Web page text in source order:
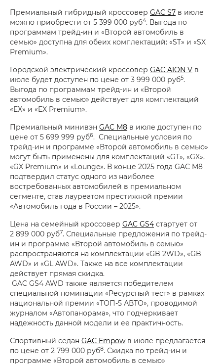
Премиальный гибридный кроссовер GAC S7 в июле
можно приобрести от 5 399 000 руб4. Выгода по
программам трейд-ин и «Второй автомобиль в
семью» доступна для обеих комплектаций: «ST» и «SX
Premium».
Городской электрический кроссовер GAC AION V в
июле будет доступен по цене от 3 999 000 руб5.
Выгода по программам трейд-ин и «Второй
автомобиль в семью» действует для комплектаций
«EX» и «EX Premium».
Премиальный минивэн GAC M8 в июле доступен по
цене от 5 699 999 руб6. Специальные условия по
трейд-ин и программе «Второй автомобиль в семью»
могут быть применены для комплектаций «GT», «GX»,
«GX Premium» и «Lounge». В конце 2025 года GAC M8
подтвердил статус одного из наиболее
востребованных автомобилей в премиальном
сегменте, став лауреатом престижной премии
«Автомобиль года в России – 2025».
Цена на семейный кроссовер GAC GS4 стартует от
2 899 000 руб7. Специальные предложения по трейд-
ин и программе «Второй автомобиль в семью»
распространяются на комплектации «GB 2WD», «GB
AWD» и «GL AWD». Также на все комплектации
действует прямая скидка.
GAC GS4 AWD также является победителем
специальной номинации «Ресурсный тест» в рамках
национальной премии «ТОП-5 АВТО», проводимой
журналом «Автопанорама», что подчеркивает
надежность данной модели и ее практичность.
Спортивный седан GAC Empow в июле предлагается
по цене от 2 799 000 руб8. Скидка по трейд-ин и
программе «Второй автомобиль в семью»